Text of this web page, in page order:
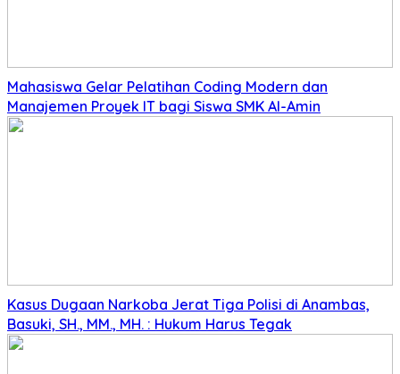
Mahasiswa Gelar Pelatihan Coding Modern dan
Manajemen Proyek IT bagi Siswa SMK Al-Amin
Kasus Dugaan Narkoba Jerat Tiga Polisi di Anambas,
Basuki, SH., MM., MH. : Hukum Harus Tegak